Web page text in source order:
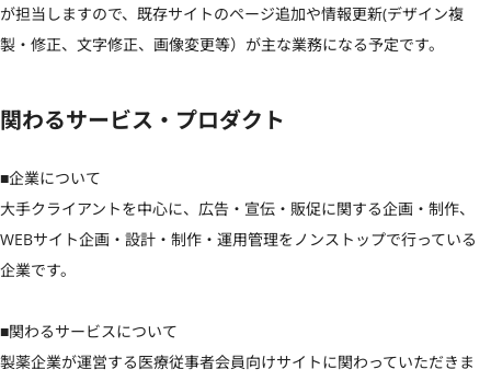
が担当しますので、既存サイトのページ追加や情報更新(デザイン複
製・修正、文字修正、画像変更等）が主な業務になる予定です。
関わるサービス・プロダクト
■企業について
大手クライアントを中心に、広告・宣伝・販促に関する企画・制作、
WEBサイト企画・設計・制作・運用管理をノンストップで行っている
企業です。
■関わるサービスについて
製薬企業が運営する医療従事者会員向けサイトに関わっていただきま